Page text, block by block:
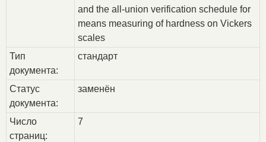
and the all-union verification schedule for
means measuring of hardness on Vickers
scales
Тип
документа:
стандарт
Статус
документа:
заменён
Число
страниц:
7